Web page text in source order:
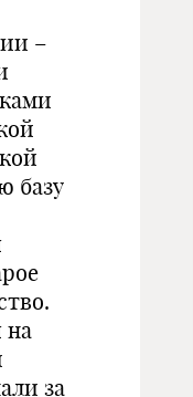
–
базу
на
за